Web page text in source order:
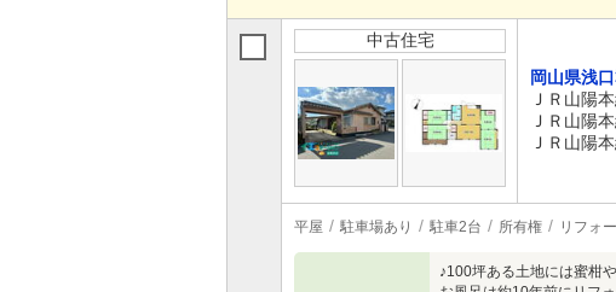
中古住宅
岡山県浅
ＪＲ山陽
ＪＲ山陽
ＪＲ山陽
平屋 駐車場あり 駐車2台 所有権 リフォ
♪100坪ある土地には蜜柑